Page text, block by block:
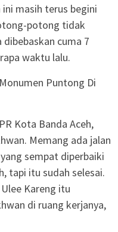
ini masih terus begini
potong tidak
dibebaskan cuma 7
waktu lalu.
Puntong Di
Kota Banda Aceh,
Memang ada jalan
sempat diperbaiki
tapi itu sudah selesai.
Kareng itu
di ruang kerjanya,